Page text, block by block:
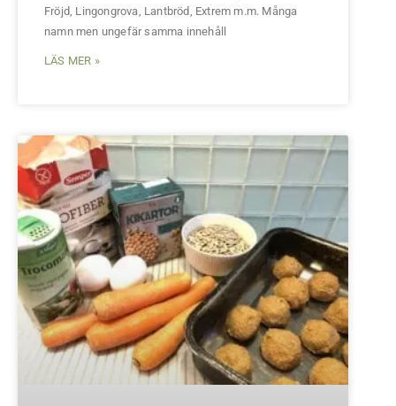
Fröjd, Lingongrova, Lantbröd, Extrem m.m. Många
namn men ungefär samma innehåll
LÄS MER »